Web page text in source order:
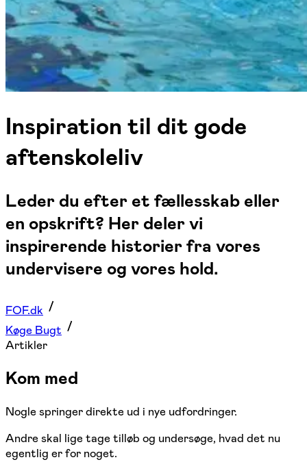
Inspiration til dit gode
aftenskoleliv
Leder du efter et fællesskab eller
en opskrift? Her deler vi
inspirerende historier fra vores
undervisere og vores hold.
FOF.dk
Køge Bugt
Artikler
Kom med
Nogle springer direkte ud i nye udfordringer.
Andre skal lige tage tilløb og undersøge, hvad det nu
egentlig er for noget.